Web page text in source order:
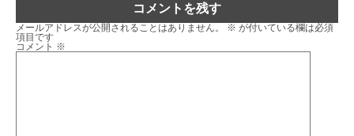
コメントを残す
メールアドレスが公開されることはありません。 ※ が付いている欄は必須
項目です
コメント ※